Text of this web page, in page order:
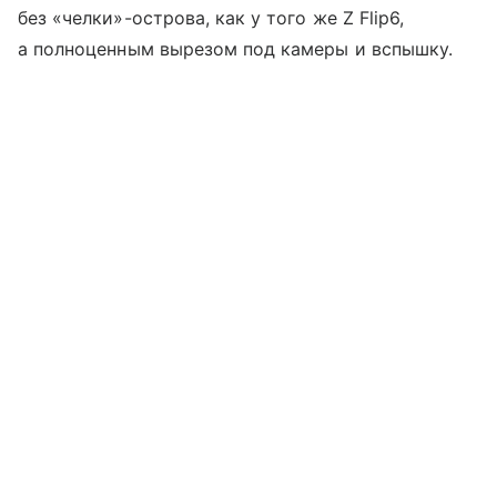
без «челки»-острова, как у того же Z Flip6,
а полноценным вырезом под камеры и вспышку.